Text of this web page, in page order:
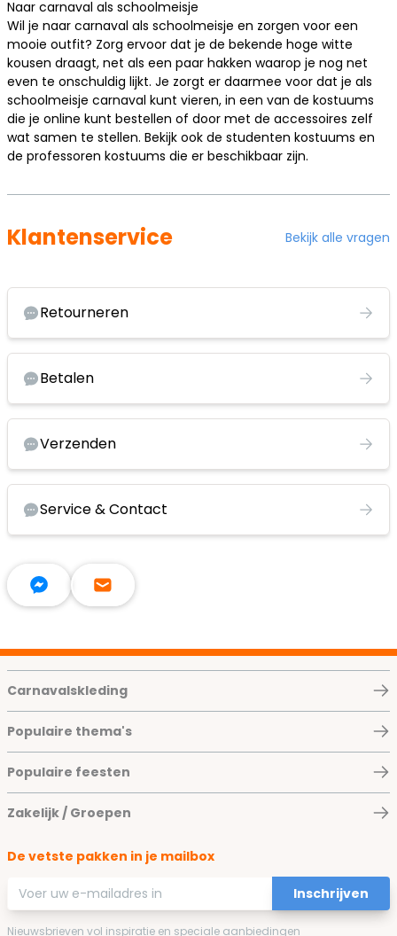
Naar carnaval als schoolmeisje
Wil je naar carnaval als schoolmeisje en zorgen voor een
mooie outfit? Zorg ervoor dat je de bekende hoge witte
kousen draagt, net als een paar hakken waarop je nog net
even te onschuldig lijkt. Je zorgt er daarmee voor dat je als
schoolmeisje carnaval kunt vieren, in een van de kostuums
die je online kunt bestellen of door met de accessoires zelf
wat samen te stellen. Bekijk ook de studenten kostuums en
de professoren kostuums die er beschikbaar zijn.
Klantenservice Bekijk alle vragen
Retourneren
Betalen
Verzenden
Service & Contact
Carnavalskleding
Populaire thema's
Populaire feesten
Zakelijk / Groepen
De vetste pakken in je mailbox
E-mailadres
Inschrijven
Nieuwsbrieven vol inspiratie en speciale aanbiedingen